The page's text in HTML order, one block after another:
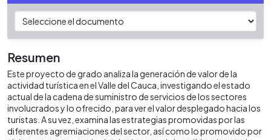
Resumen
Este proyecto de grado analiza la generación de valor de la
actividad turística en el Valle del Cauca, investigando el estado
actual de la cadena de suministro de servicios de los sectores
involucrados y lo ofrecido, para ver el valor desplegado hacia los
turistas. A su vez, examina las estrategias promovidas por las
diferentes agremiaciones del sector, así como lo promovido por